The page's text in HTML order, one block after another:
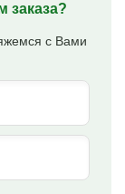
с Вами